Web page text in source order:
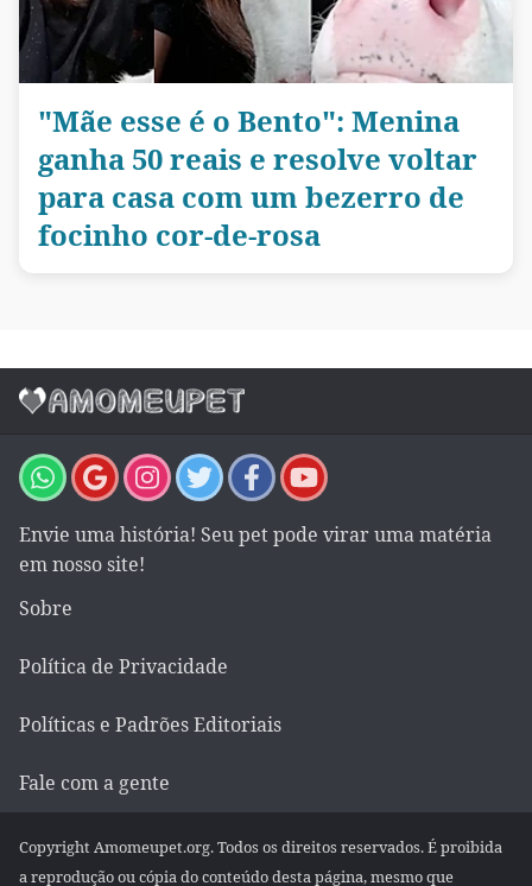
"Mãe esse é o Bento": Menina
ganha 50 reais e resolve voltar
para casa com um bezerro de
focinho cor-de-rosa
Envie uma história! Seu pet pode virar uma matéria
em nosso site!
Sobre
Política de Privacidade
Políticas e Padrões Editoriais
Fale com a gente
Copyright Amomeupet.org. Todos os direitos reservados. É proibida
a reprodução ou cópia do conteúdo desta página, mesmo que